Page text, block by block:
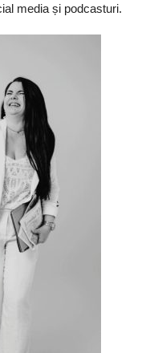
media și podcasturi.